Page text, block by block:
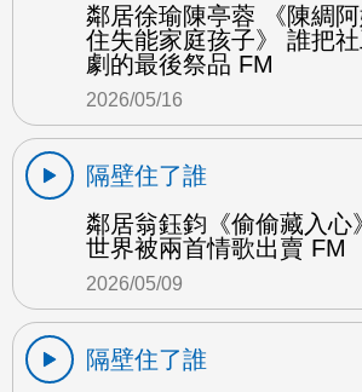
鄰居徐瑜陳亭蓉 《陳綢
住失能家庭孩子》 誰把
劇的最後祭品 FM
2026/05/16
隔壁住了誰
鄰居翁鈺鈞《偷偷藏入心
世界被兩首情歌出賣 FM
2026/05/09
隔壁住了誰